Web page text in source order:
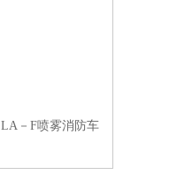
LA－F喷雾消防车